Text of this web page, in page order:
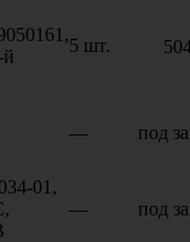
й
5 шт.
— под
01,
— под